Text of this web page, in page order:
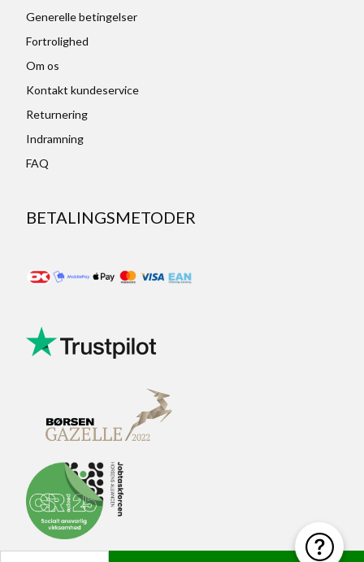
Generelle betingelser
Fortrolighed
Om os
Kontakt kundeservice
Returnering
Indramning
FAQ
BETALINGSMETODER